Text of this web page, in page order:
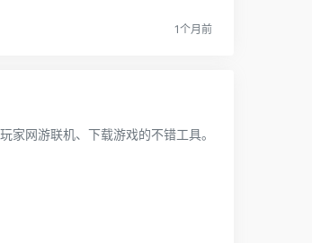
1个月前
家网游联机、下载游戏的不错工具。